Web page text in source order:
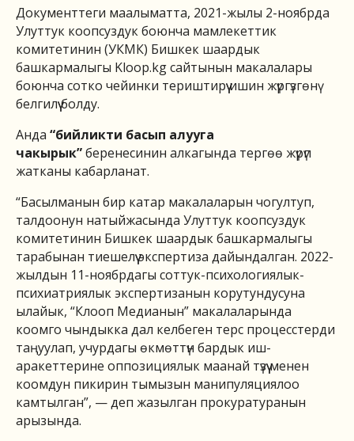
Документтеги маалыматта, 2021-жылы 2-ноябрда
Улуттук коопсуздук боюнча мамлекеттик
комитетинин (УКМК) Бишкек шаардык
башкармалыгы Kloop.kg сайтынын макалалары
боюнча сотко чейинки териштирүү ишин жүргүзгөнү
белгилүү болду.
Анда “бийликти басып алууга
чакырык”беренесинин алкагында тергөө жүрүп
жатканы кабарланат.
“Басылманын бир катар макалаларын чогултуп,
талдоонун натыйжасында Улуттук коопсуздук
комитетинин Бишкек шаардык башкармалыгы
тарабынан тиешелүү экспертиза дайындалган. 2022-
жылдын 11-ноябрдагы соттук-психологиялык-
психиатриялык экспертизанын корутундусуна
ылайык, “Клооп Медианын” макалаларында
коомго чындыкка дал келбеген терс процесстерди
таңуулап, учурдагы өкмөттүн бардык иш-
аракеттерине оппозициялык маанай түзүү менен
коомдун пикирин тымызын манипуляциялоо
камтылган”, — деп жазылган прокуратуранын
арызында.